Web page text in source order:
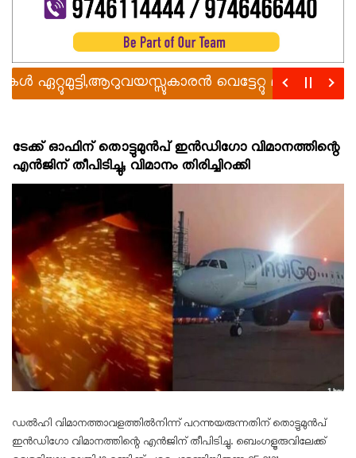
വെട്ടേറ്റു മരിച്ചു
ടേക്ക് ഓഫിന് തൊട്ടുമുന്‍പ് ഇൻഡിഗോ വിമാനത്തിന്റെ
എൻജിന് തീപിടിച്ചു; വിമാനം തിരിച്ചിറക്കി
ഡൽഹി വിമാനത്താവളത്തിൽനിന്ന് പറന്നുയരുന്നതിന് തൊട്ടുമുൻപ്
ഇൻഡിഗോ വിമാനത്തിന്റെ എൻജിന് തീപിടിച്ചു. ബെംഗളൂരുവിലേക്ക്